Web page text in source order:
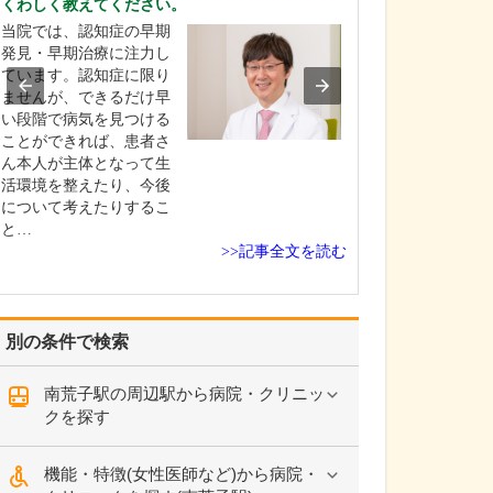
別の条件で検索
南荒子駅の周辺駅から病院・クリニッ
クを探す
機能・特徴(女性医師など)から病院・
くわしく教えてください。
当院では、認知症の早期
発見・早期治療に注力し
ています。認知症に限り
ませんが、できるだけ早
い段階で病気を見つける
ことができれば、患者さ
ん本人が主体となって生
活環境を整えたり、今後
について考えたりするこ
と…
>>記事全文を読む